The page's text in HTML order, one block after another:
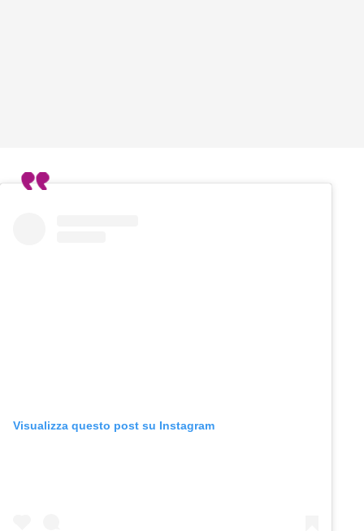
Visualizza questo post su Instagram